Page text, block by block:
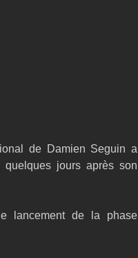
de Damien Seguin a
jours après son
lancement de la phase